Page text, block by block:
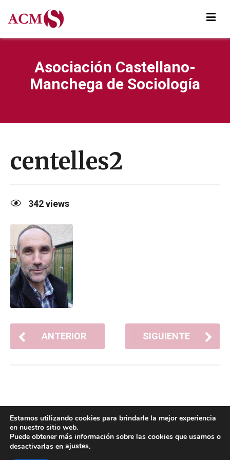
Asociación Castellano-
Manchega de Sociología
centelles2
342views
ANTERIOR SIGUIENTE
POLÍTICA DE COOKIES POLÍTICA DE PRIVACIDAD
Estamos utilizando cookies para brindarle la mejor experiencia
en nuestro sitio web.
Puede obtener más información sobre las cookies que usamos o
desactivarlas en ajustes.